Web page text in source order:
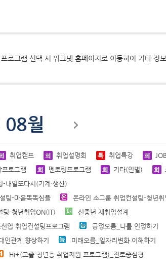
로그램 선택 시 워크넷 홈페이지로 이동하여 기타 정
08월
취업캠프 취업설명회 취업특강
프로그램 멘토링프로그램 기타(인별)
내일또다시(기계·생산)
팅-마음똑똑심플
온라인 소그룹 취업컨설팅-청년
팅-청년취업ON(IT)
신중년 재취업설계
업 취업컨설팅프로그램
긍정오름_나를 인정하기
인관계 향상하기
미래오름_일자리변화 이해하기
Hi+(고졸 청년층 취업지원 프로그램)_진로중심형